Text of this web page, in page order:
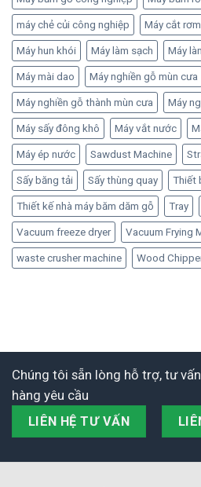
máy chẻ củi công nghiệp Máy cắt rơm
Máy hun khói Máy làm sạch Máy
Máy mài dao Máy nghiền gỗ mùn cưa
Máy nghiền gỗ thành mùn cưa Máy
Máy sấy đông khô Máy vắt nước
Máy ép nước Sawdust Machine
Sấy băng tải Sấy thùng quay Thiết
Thiết kế nhà máy băm dăm gỗ Tray
Vacuum freeze dryer Vacuum Frying
waste crusher machine Wood
Chúng tôi sẵn lòng hỗ trợ, tư
hàng yêu cầu
LIÊN HỆ TƯ VẤN